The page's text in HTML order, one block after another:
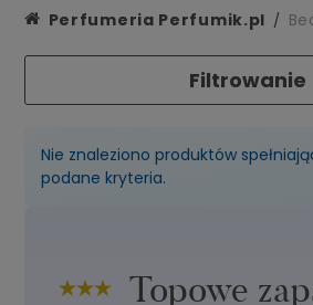
Perfumeria Perfumik.pl
Filtrowanie
Nie znaleziono produktów
podane kryteria.
Topowe